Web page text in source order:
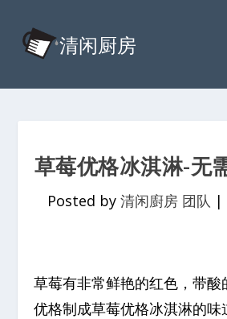
草莓优格冰淇淋-无
Posted by 清闲廚房 团队 |
草莓有非常鲜艳的红色，带酸
优格制成草莓优格冰淇淋的